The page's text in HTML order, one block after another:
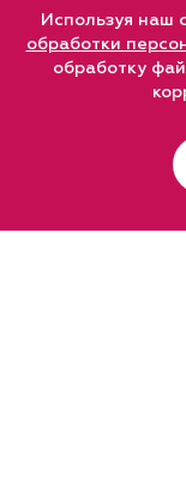
Используя наш
обработки
обработку